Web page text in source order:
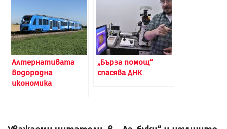
Алтернативата
водородна
икономика
„Бърза помощ“
спасява ДНК